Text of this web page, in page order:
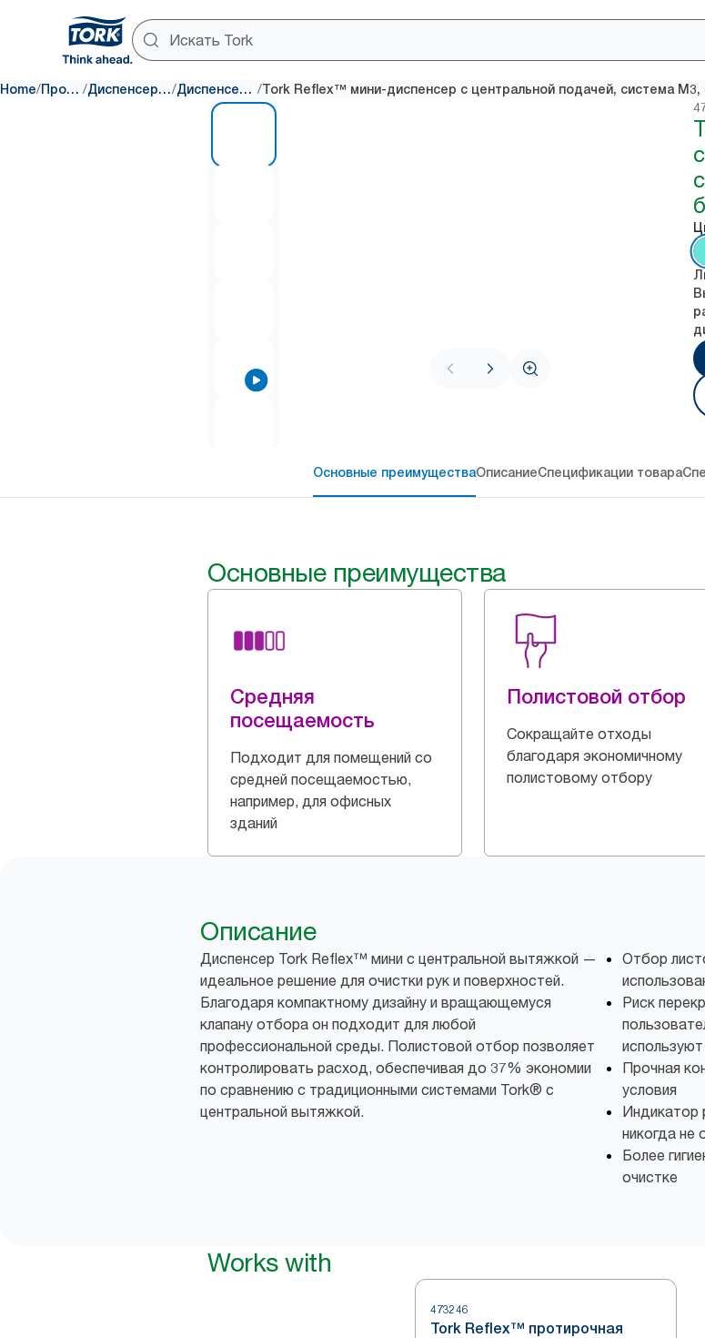
Home/ Протирка и очистка / Диспенсеры для протирочки и очистки/ Диспенсеры с центральной вытяжкой /
Основные преимуществаОписаниеСпецификации товара
Основные преимущества
Средняя
посещаемость
Подходит для помещений со
средней посещаемостью,
например, для офисных
зданий
Полистовой отбор
Сокращайте отходы
благодаря экономичному
полистовому отбору
Описание
Диспенсер Tork Reflex™ мини с центральной вытяжкой —
идеальное решение для очистки рук и поверхностей.
Благодаря компактному дизайну и вращающемуся
клапану отбора он подходит для любой
профессиональной среды. Полистовой отбор позволяет
контролировать расход, обеспечивая до 37% экономии
по сравнению с традиционными системами Tork® с
центральной вытяжкой.
Отбор
Риск
используют
Прочная
условия
Индикатор
никогда не
Более
очистке
Works with
473246
Tork Reflex™ протирочная